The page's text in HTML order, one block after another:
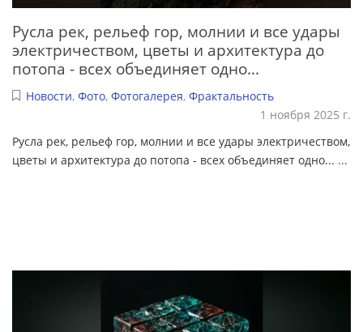
Русла рек, рельеф гор, молнии и все удары
электричеством, цветы и архитектура до
потопа - всех объединяет одно...
Новости, Фото, Фотогалерея, Фрактальность
1 ноября 2025 г.
Русла рек, рельеф гор, молнии и все удары электричеством,
цветы и архитектура до потопа - всех объединяет одно... ...